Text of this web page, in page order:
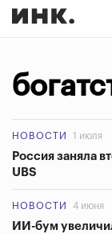
НОВОСТИ 1 июля
Россия заняла
UBS
НОВОСТИ 4 июня
ИИ-бум